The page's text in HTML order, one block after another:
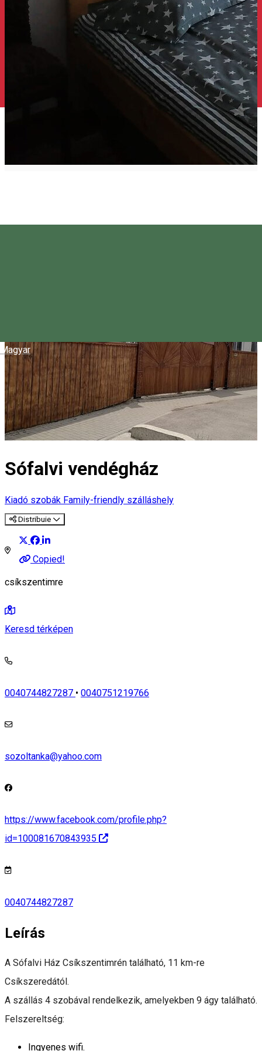
Magyar
Sófalvi vendégház
Kiadó szobák Family-friendly szálláshely
Distribuie
Copied!
csíkszentimre
Keresd térképen
0040744827287 • 0040751219766
sozoltanka@yahoo.com
https://www.facebook.com/profile.php?
id=100081670843935
0040744827287
Leírás
A Sófalvi Ház Csíkszentimrén található, 11 km-re
Csíkszeredától.
A szállás 4 szobával rendelkezik, amelyekben 9 ágy található.
Felszereltség:
Ingyenes wifi.